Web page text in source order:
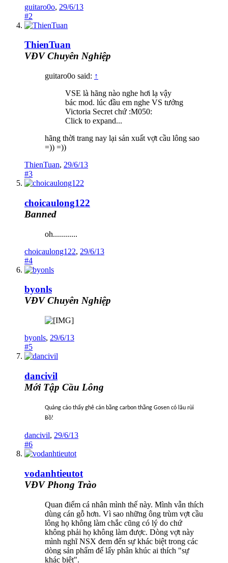
guitaro0o, 29/6/13
#2
ThienTuan
VĐV Chuyên Nghiệp
guitaro0o said: ↑
VSE là hãng nào nghe hơi lạ vậy
bác mod. lúc đầu em nghe VS tưởng
Victoria Secret chứ :M050:
Click to expand...
hãng thời trang nay lại sản xuất vợt cầu lông sao
=)) =))
ThienTuan, 29/6/13
#3
choicaulong122
Banned
oh............
choicaulong122, 29/6/13
#4
byonls
VĐV Chuyên Nghiệp
byonls, 29/6/13
#5
dancivil
Mới Tập Cầu Lông
Quảng cáo thấy ghê cán bằng carbon thằng Gosen có lâu rùi
Bồ!
dancivil, 29/6/13
#6
vodanhtieutot
VĐV Phong Trào
Quan điểm cá nhân mình thế này. Mình vẫn thích
dùng cán gỗ hơn. Vì sao những ông trùm vợt cầu
lông họ không làm chắc cũng có lý do chứ
không phải họ không làm được. Dòng vợt này
mình nghĩ NSX đem đến sự khác biệt trong các
dòng sản phẩm để lấy phân khúc ai thích "sự
khác biệt".